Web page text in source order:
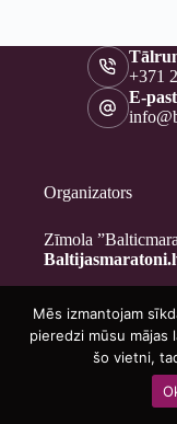
+371
E-
Organizators
Zīmola
Kontakti
Par mums
Privātuma
Copyright ©
Mēs izmantojam
pieredzi mūsu mājas
šo vietni,